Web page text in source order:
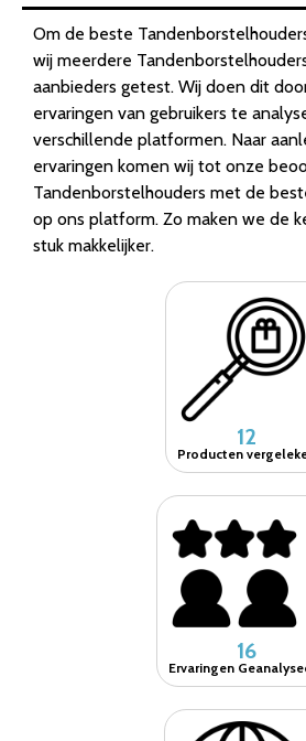
Om de beste
wij meerdere
aanbieders getest. Wij doen dit
ervaringen van gebruikers te
verschillende platformen. Naar
ervaringen komen wij tot onze
Tandenborstelhouders met de
op ons platform. Zo maken we de
stuk makkelijker.
12
Producten
16
Ervaringen